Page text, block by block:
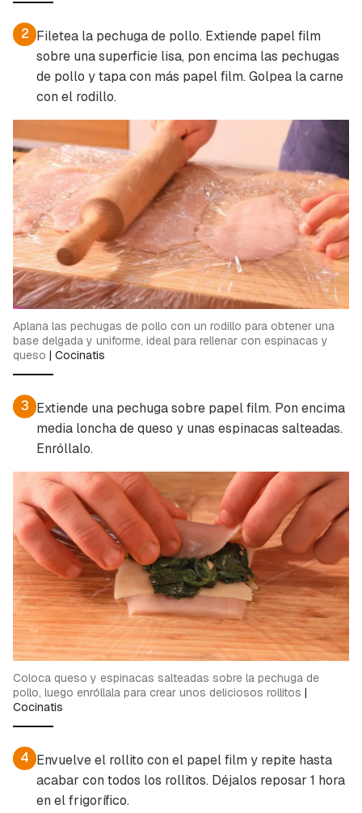
2 Filetea la pechuga de pollo. Extiende papel film
sobre una superficie lisa, pon encima las pechugas
de pollo y tapa con más papel film. Golpea la carne
con el rodillo.
Aplana las pechugas de pollo con un rodillo para obtener una
base delgada y uniforme, ideal para rellenar con espinacas y
queso | Cocinatis
3 Extiende una pechuga sobre papel film. Pon encima
media loncha de queso y unas espinacas salteadas.
Enróllalo.
Coloca queso y espinacas salteadas sobre la pechuga de
pollo, luego enróllala para crear unos deliciosos rollitos |
Cocinatis
4 Envuelve el rollito con el papel film y repite hasta
acabar con todos los rollitos. Déjalos reposar 1 hora
en el frigorífico.